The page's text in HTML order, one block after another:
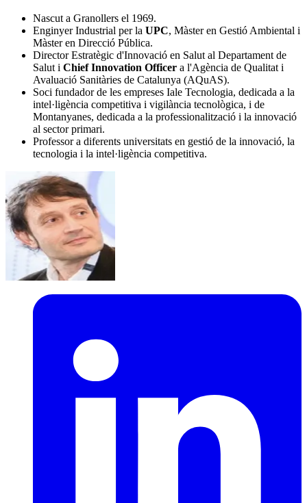
Nascut a Granollers el 1969.
Enginyer Industrial per la UPC, Màster en Gestió Ambiental i
Màster en Direcció Pública.
Director Estratègic d'Innovació en Salut al Departament de
Salut i Chief Innovation Officer a l'Agència de Qualitat i
Avaluació Sanitàries de Catalunya (AQuAS).
Soci fundador de les empreses Iale Tecnologia, dedicada a la
intel·ligència competitiva i vigilància tecnològica, i de
Montanyanes, dedicada a la professionalització i la innovació
al sector primari.
Professor a diferents universitats en gestió de la innovació, la
tecnologia i la intel·ligència competitiva.